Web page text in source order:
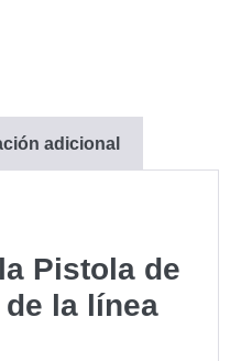
adicional
Pistola de
de la línea